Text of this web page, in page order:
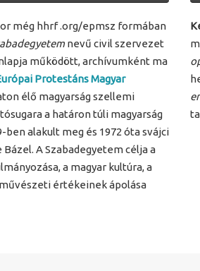
még hhrf .org/epmsz formában
nevű civil szervezet
működött, archívumként ma
Protestáns Magyar
élő magyarság szellemi
a határon túli magyarság
ben alakult meg és 1972 óta svájci
A Szabadegyetem célja a
a magyar kultúra, a
értékeinek ápolása